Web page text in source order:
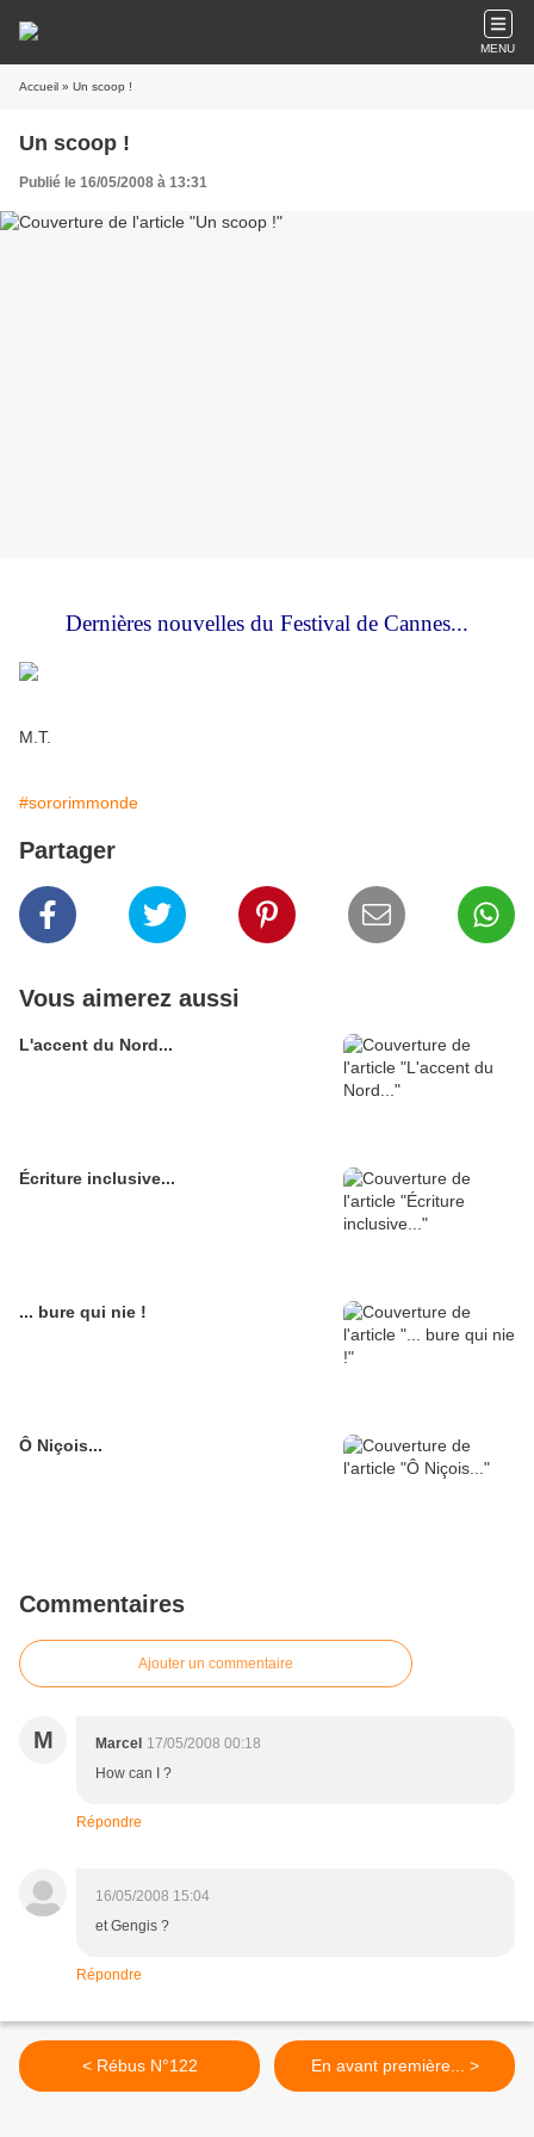
MENU
Accueil » Un scoop !
Un scoop !
Publié le 16/05/2008 à 13:31
Dernières nouvelles du Festival de Cannes...
M.T.
#sororimmonde
Partager
Vous aimerez aussi
L'accent du Nord...
Écriture inclusive...
... bure qui nie !
Ô Niçois...
Commentaires
Ajouter un commentaire
M Marcel 17/05/2008 00:18
How can I ?
Répondre
16/05/2008 15:04
et Gengis ?
Répondre
< Rébus N°122 En avant première... >